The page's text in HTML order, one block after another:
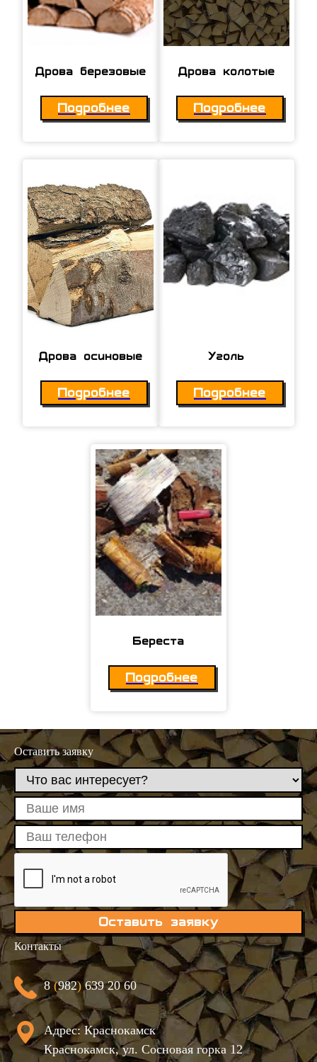
Юлия Медведева
Здравствуйте! Готова помочь
Дрова березовые
Подробнее
Дрова колотые
Подробнее
Дрова осиновые
Подробнее
Уголь
Подробнее
Береста
Подробнее
Оставить заявку
Оставить заявку
Контакты
8(982)639 20 60
Адрес: Краснокамск
Краснокамск, ул. Сосновая горка 12